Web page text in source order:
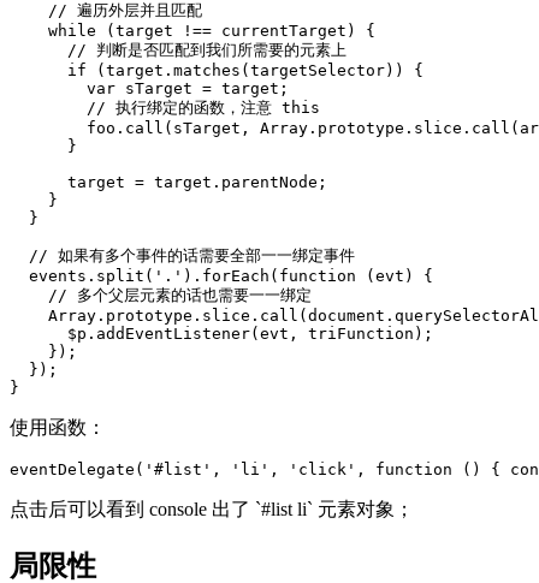
    // 遍历外层并且匹配
    while (target !== currentTarget) {
      // 判断是否匹配到我们所需要的元素上
      if (target.matches(targetSelector)) {
        var sTarget = target;
        // 执行绑定的函数，注意 this
foo.call(sTarget,
      }
      target = target.parentNode;
    }
  }
  // 如果有多个事件的话需要全部一一绑定事件
  events.split('.').forEach(function (evt) {
    // 多个父层元素的话也需要一一绑定
      $p.addEventListener(evt, triFunction);
    });
  });
使用函数：
eventDelegate ( '#list' , 'li' , 'click' , function () {
点击后可以看到 console 出了 `#list li` 元素对象；
局限性